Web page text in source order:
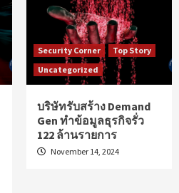
Security Corner
Top Story
Uncategorized
บริษัทรับสร้าง Demand
Gen ทำข้อมูลธุรกิจรั่ว
122 ล้านรายการ
November 14, 2024